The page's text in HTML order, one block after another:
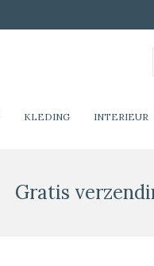
KLEDING INTERIEUR
Gratis